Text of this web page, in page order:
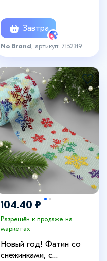
Завтра
No Brand , артикул: 7152319
104.40 ₽
Разрешён к продаже на
маркетах
Новый год! Фатин со
снежинками, с